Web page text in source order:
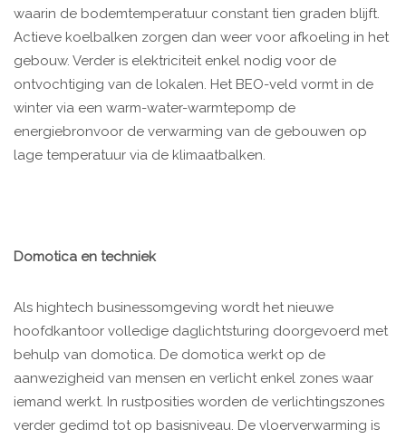
waarin de bodemtemperatuur constant tien graden blijft.
Actieve koelbalken zorgen dan weer voor afkoeling in het
gebouw. Verder is elektriciteit enkel nodig voor de
ontvochtiging van de lokalen. Het BEO-veld vormt in de
winter via een warm-water-warmtepomp de
energiebronvoor de verwarming van de gebouwen op
lage temperatuur via de klimaatbalken.
Domotica en techniek
Als hightech businessomgeving wordt het nieuwe
hoofdkantoor volledige daglichtsturing doorgevoerd met
behulp van domotica. De domotica werkt op de
aanwezigheid van mensen en verlicht enkel zones waar
iemand werkt. In rustposities worden de verlichtingszones
verder gedimd tot op basisniveau. De vloerverwarming is